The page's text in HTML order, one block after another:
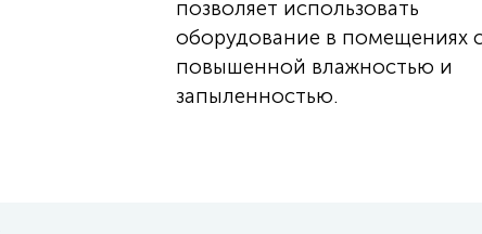
позволяет использовать
оборудование в помещениях
повышенной влажностью и
запыленностью.